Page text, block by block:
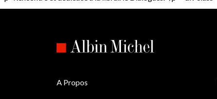
A Propos